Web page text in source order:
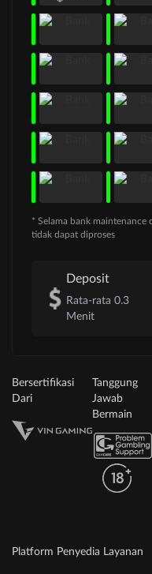
* Selama bank
tidak dapat diproses
Deposit
Rata-rata 0.3
Menit
Bersertifikasi
Dari
Tanggung
Jawab
Bermain
Platform Penyedia Layanan